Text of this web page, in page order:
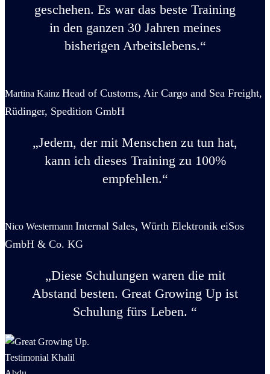
geschehen. Es war das beste Training
in den ganzen 30 Jahren meines
bisherigen Arbeitslebens.“
Martina Kainz Head of Customs, Air Cargo and Sea Freight,
Rüdinger, Spedition GmbH
„Jedem, der mit Menschen zu tun hat,
kann ich dieses Training zu 100%
empfehlen.“
Nico Westermann Internal Sales, Würth Elektronik eiSos
GmbH & Co. KG
„Diese Schulungen waren die mit
Abstand besten. Great Growing Up ist
Schulung fürs Leben. “